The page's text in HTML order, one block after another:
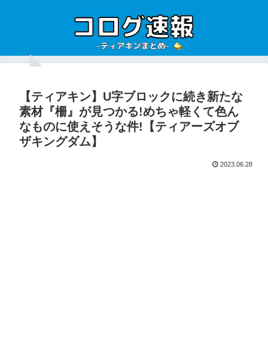
【ティアキン】U字ブロックに続き新たな
素材『柵』が見つかる!めちゃ軽くて色ん
なものに使えそうな件!【ティアーズオブ
ザキングダム】
2023.06.28